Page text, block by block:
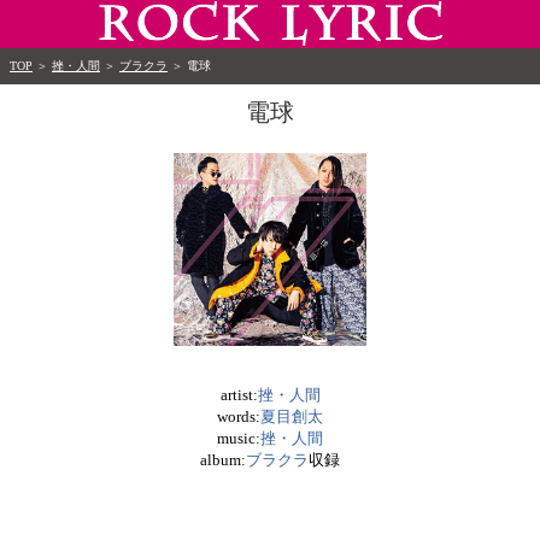
TOP ＞ 挫・人間 ＞ ブラクラ ＞ 電球
電球
artist:挫・人間
words:夏目創太
music:挫・人間
album:ブラクラ 収録